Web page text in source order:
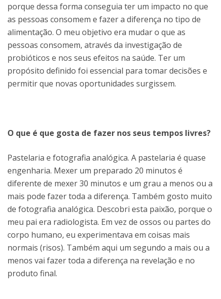
porque dessa forma conseguia ter um impacto no que
as pessoas consomem e fazer a diferença no tipo de
alimentação. O meu objetivo era mudar o que as
pessoas consomem, através da investigação de
probióticos e nos seus efeitos na saúde. Ter um
propósito definido foi essencial para tomar decisões e
permitir que novas oportunidades surgissem.
O que é que gosta de fazer nos seus tempos livres?
Pastelaria e fotografia analógica. A pastelaria é quase
engenharia. Mexer um preparado 20 minutos é
diferente de mexer 30 minutos e um grau a menos ou a
mais pode fazer toda a diferença. Também gosto muito
de fotografia analógica. Descobri esta paixão, porque o
meu pai era radiologista. Em vez de ossos ou partes do
corpo humano, eu experimentava em coisas mais
normais (risos). Também aqui um segundo a mais ou a
menos vai fazer toda a diferença na revelação e no
produto final.